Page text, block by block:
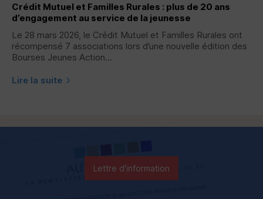
Crédit Mutuel et Familles Rurales : plus de 20 ans
d’engagement au service de la jeunesse
Le 28 mars 2026, le Crédit Mutuel et Familles Rurales ont
récompensé 7 associations lors d’une nouvelle édition des
Bourses Jeunes Action...
Lire la suite
Lettre d'information